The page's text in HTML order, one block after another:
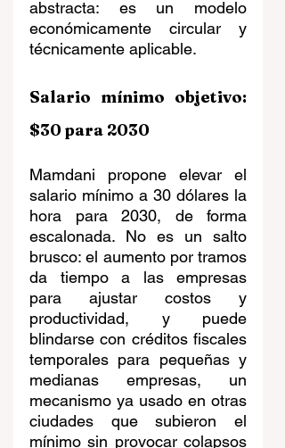
abstracta: es un modelo
económicamente circular y
técnicamente aplicable.
Salario mínimo objetivo:
$30 para 2030
Mamdani propone elevar el
salario mínimo a 30 dólares la
hora para 2030, de forma
escalonada. No es un salto
brusco: el aumento por tramos
da tiempo a las empresas
para ajustar costos y
productividad, y puede
blindarse con créditos fiscales
temporales para pequeñas y
medianas empresas, un
mecanismo ya usado en otras
ciudades que subieron el
mínimo sin provocar colapsos